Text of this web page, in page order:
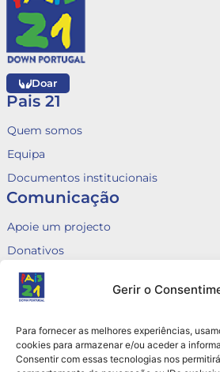
Gerir o
Para fornecer as melhores experiências,
cookies para armazenar e/ou aceder a
Consentir com essas tecnologias nos
Doar
Pais 21
Quem somos
Equipa
Documentos institucionais
Comunicação
Apoie um projecto
Donativos
Fale connosco
Voluntariado
Queixas
Contactos